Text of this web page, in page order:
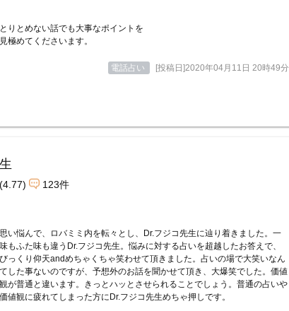
とりとめない話でも大事なポイントを
見極めてくださいます。
電話占い [投稿日]2020年04月11日 20時49分
(4.77) 123件
思い悩んで、ロバミミ内を転々とし、Dr.フジコ先生に辿り着きました。一
味もふた味も違うDr.フジコ先生。悩みに対する占いを超越したお答えで、
びっくり仰天andめちゃくちゃ笑わせて頂きました。占いの場で大笑いなん
てした事ないのですが、予想外のお話を聞かせて頂き、大爆笑でした。価値
観が普通と違います。きっとハッとさせられることでしょう。普通の占いや
価値観に疲れてしまった方にDr.フジコ先生めちゃ押しです。